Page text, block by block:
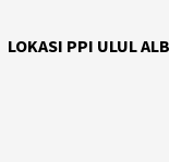
LOKASI PPI ULUL